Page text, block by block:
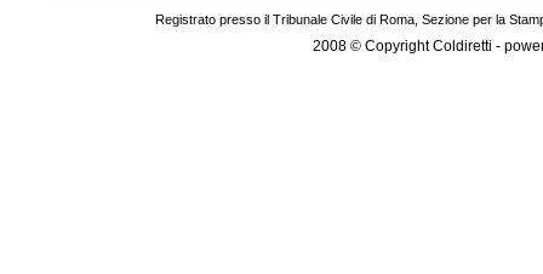
Registrato presso il Tribunale Civile di Roma, Sezione per la
2008 © Copyright Coldiretti -